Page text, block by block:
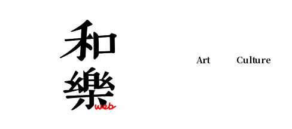
Art Culture